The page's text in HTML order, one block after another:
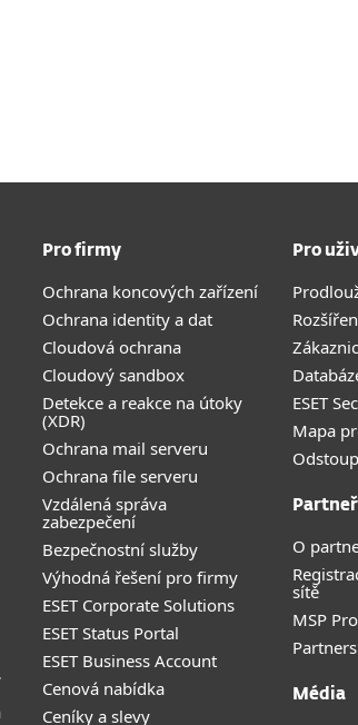
Pro firmy
Ochrana koncových zařízení
Ochrana identity a dat
Cloudová ochrana
Cloudový sandbox
Detekce a reakce na útoky
(XDR)
Ochrana mail serveru
Ochrana file serveru
Vzdálená správa
zabezpečení
Bezpečnostní služby
Výhodná řešení pro firmy
ESET Corporate Solutions
ESET Status Portal
ESET Business Account
Cenová nabídka
Ceníky a slevy
Pro
ESET
Mapa
O
sítě
MSP
Média